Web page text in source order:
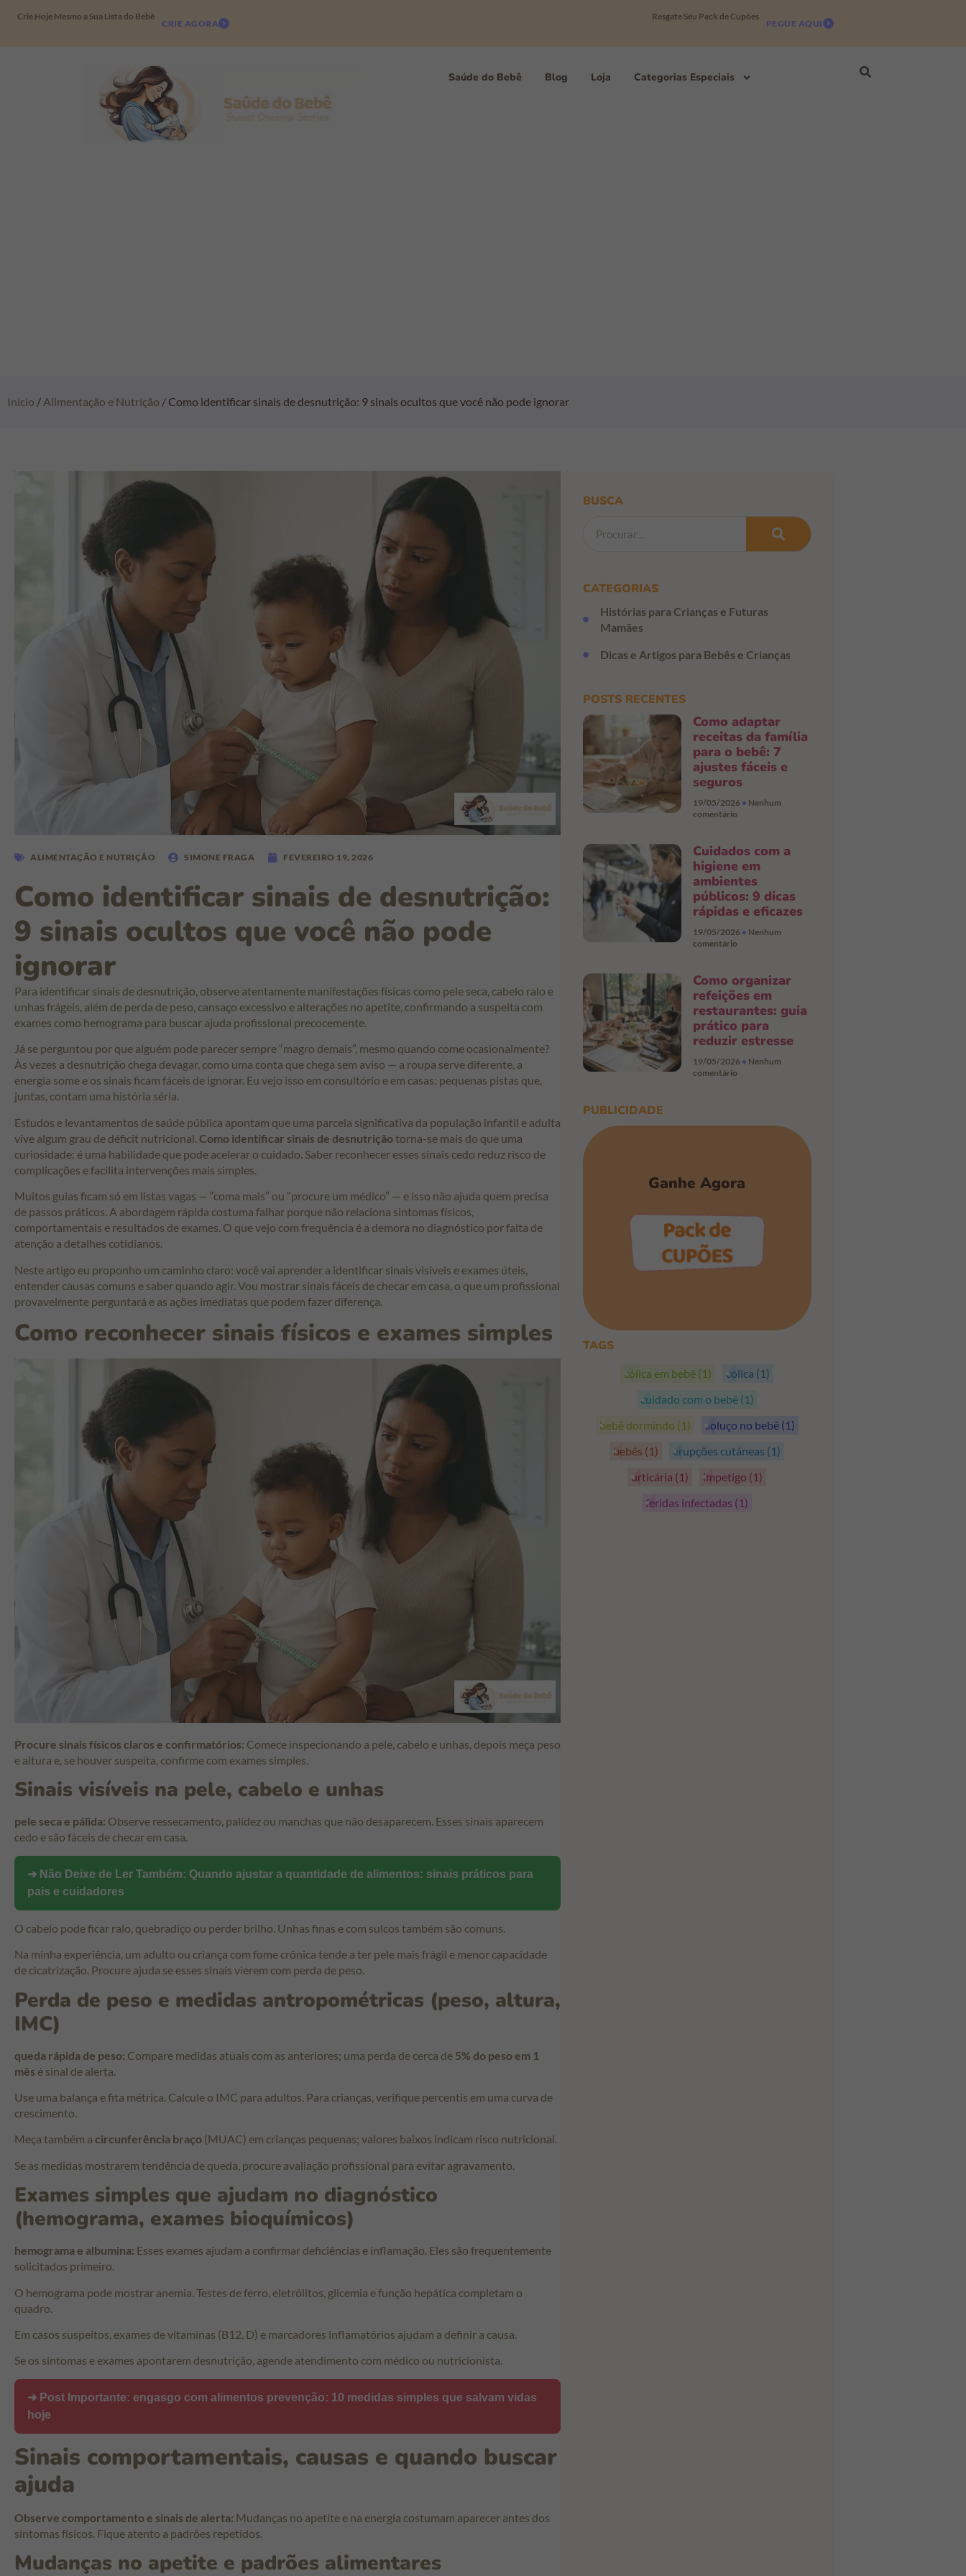
Crie Hoje Mesmo a Sua Lista do Bebê
CRIE AGORA
Resgate Seu Pack de Cupões
PEGUE AQUI
Saúde do Bebê Blog Loja Categorias Especiais
Início / Alimentação e Nutrição / Como identificar sinais de desnutrição: 9 sinais ocultos que você não pode ignorar
ALIMENTAÇÃO E NUTRIÇÃO SIMONE FRAGA FEVEREIRO 19, 2026
Como identificar sinais de desnutrição:
9 sinais ocultos que você não pode
ignorar
Para identificar sinais de desnutrição, observe atentamente manifestações físicas como pele seca, cabelo ralo e
unhas frágeis, além de perda de peso, cansaço excessivo e alterações no apetite, confirmando a suspeita com
exames como hemograma para buscar ajuda profissional precocemente.
Já se perguntou por que alguém pode parecer sempre “magro demais”, mesmo quando come ocasionalmente?
Às vezes a desnutrição chega devagar, como uma conta que chega sem aviso — a roupa serve diferente, a
energia some e os sinais ficam fáceis de ignorar. Eu vejo isso em consultório e em casas: pequenas pistas que,
juntas, contam uma história séria.
Estudos e levantamentos de saúde pública apontam que uma parcela significativa da população infantil e adulta
vive algum grau de déficit nutricional.Como identificar sinais de desnutriçãotorna-se mais do que uma
curiosidade: é uma habilidade que pode acelerar o cuidado. Saber reconhecer esses sinais cedo reduz risco de
complicações e facilita intervenções mais simples.
Muitos guias ficam só em listas vagas — “coma mais” ou “procure um médico” — e isso não ajuda quem precisa
de passos práticos. A abordagem rápida costuma falhar porque não relaciona sintomas físicos,
comportamentais e resultados de exames. O que vejo com frequência é a demora no diagnóstico por falta de
atenção a detalhes cotidianos.
Neste artigo eu proponho um caminho claro: você vai aprender a identificar sinais visíveis e exames úteis,
entender causas comuns e saber quando agir. Vou mostrar sinais fáceis de checar em casa, o que um profissional
provavelmente perguntará e as ações imediatas que podem fazer diferença.
Como reconhecer sinais físicos e exames simples
Procure sinais físicos claros e confirmatórios: Comece inspecionando a pele, cabelo e unhas, depois meça peso
e altura e, se houver suspeita, confirme com exames simples.
Sinais visíveis na pele, cabelo e unhas
pele seca e pálida: Observe ressecamento, palidez ou manchas que não desaparecem. Esses sinais aparecem
cedo e são fáceis de checar em casa.
➜ Não Deixe de Ler Também: Quando ajustar a quantidade de alimentos: sinais práticos para
pais e cuidadores
O cabelo pode ficar ralo, quebradiço ou perder brilho. Unhas finas e com sulcos também são comuns.
Na minha experiência, um adulto ou criança com fome crônica tende a ter pele mais frágil e menor capacidade
de cicatrização. Procure ajuda se esses sinais vierem com perda de peso.
Perda de peso e medidas antropométricas (peso, altura,
IMC)
queda rápida de peso: Compare medidas atuais com as anteriores; uma perda de cerca de 5% do peso em 1
mês é sinal de alerta.
Use uma balança e fita métrica. Calcule o IMC para adultos. Para crianças, verifique percentis em uma curva de
crescimento.
Meça também a circunferência braço (MUAC) em crianças pequenas; valores baixos indicam risco nutricional.
Se as medidas mostrarem tendência de queda, procure avaliação profissional para evitar agravamento.
Exames simples que ajudam no diagnóstico
(hemograma, exames bioquímicos)
hemograma e albumina: Esses exames ajudam a confirmar deficiências e inflamação. Eles são frequentemente
solicitados primeiro.
O hemograma pode mostrar anemia. Testes de ferro, eletrólitos, glicemia e função hepática completam o
quadro.
Em casos suspeitos, exames de vitaminas (B12, D) e marcadores inflamatórios ajudam a definir a causa.
Se os sintomas e exames apontarem desnutrição, agende atendimento com médico ou nutricionista.
➜ Post Importante: engasgo com alimentos prevenção: 10 medidas simples que salvam vidas
hoje
Sinais comportamentais, causas e quando buscar
ajuda
Observe comportamento e sinais de alerta: Mudanças no apetite e na energia costumam aparecer antes dos
sintomas físicos. Fique atento a padrões repetidos.
Mudanças no apetite e padrões alimentares
BUSCA
CATEGORIAS
Histórias para Crianças e Futuras
Mamães
Dicas e Artigos para Bebês e Crianças
POSTS RECENTES
Como adaptar
receitas da família
para o bebê: 7
ajustes fáceis e
seguros
19/05/2026
Nenhum
comentário
Cuidados com a
higiene em
ambientes
públicos: 9 dicas
rápidas e eficazes
19/05/2026
Nenhum
comentário
Como organizar
refeições em
restaurantes: guia
prático para
reduzir estresse
19/05/2026
Nenhum
comentário
PUBLICIDADE
Ganhe Agora
TAGS
cólica em bebê (1) cólica (1)
cuidado com o bebê (1)
bebê dormindo (1) soluço no bebê (1)
bebês (1) erupções cutáneas (1)
urticária (1) impetigo (1)
feridas infectadas (1)